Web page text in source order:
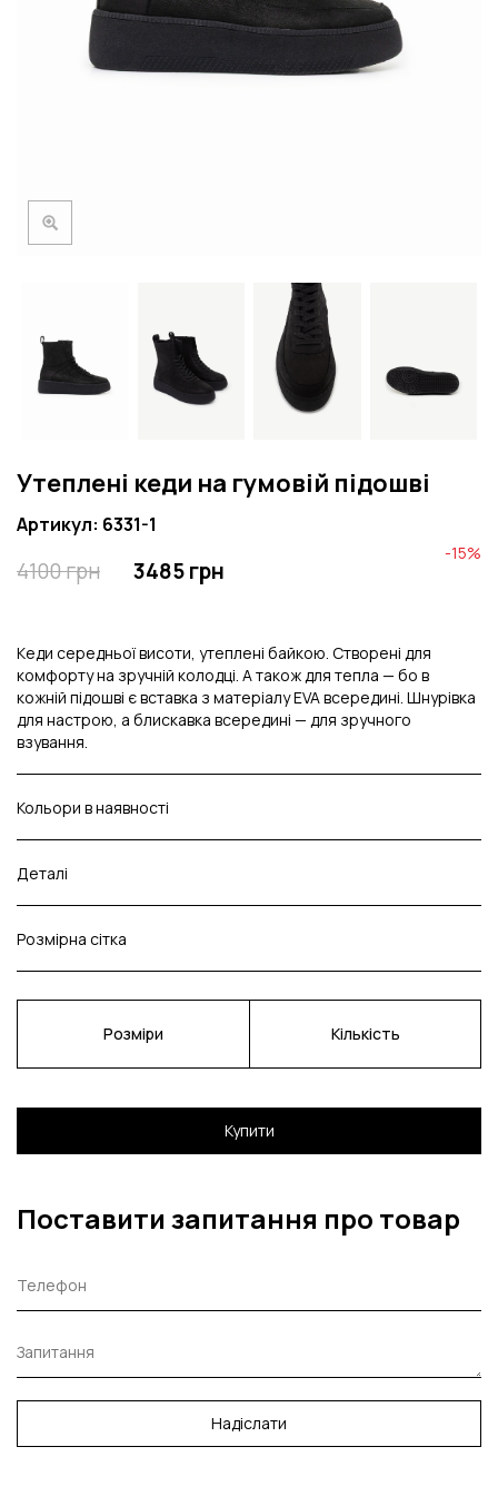
Утеплені кеди на гумовій підошві
Артикул: 6331-1
-15%
4100 грн 3485 грн
Кеди середньої висоти, утеплені байкою. Створені для
комфорту на зручній колодці. А також для тепла — бо в
кожній підошві є вставка з матеріалу EVA всередині. Шнурівка
для настрою, а блискавка всередині — для зручного
взування.
Кольори в наявності
Деталі
Розмірна сітка
Розміри Кількість
Купити
Поставити запитання про товар
Надіслати